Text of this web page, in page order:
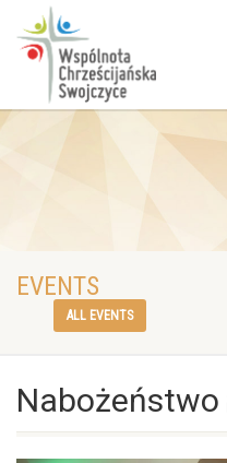
EVENTS
ALL EVENTS
Nabożeństwo